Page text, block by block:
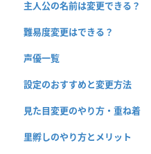
主人公の名前は変更できる？
難易度変更はできる？
声優一覧
設定のおすすめと変更方法
見た目変更のやり方・重ね着
里孵しのやり方とメリット